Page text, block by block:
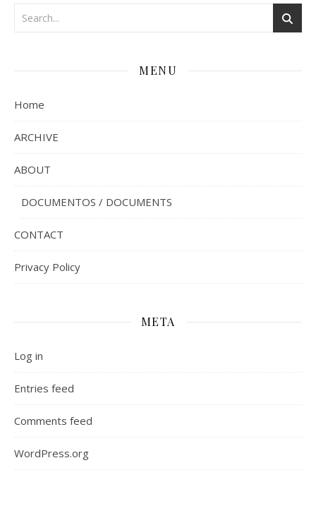
MENU
Home
ARCHIVE
ABOUT
DOCUMENTOS / DOCUMENTS
CONTACT
Privacy Policy
META
Log in
Entries feed
Comments feed
WordPress.org